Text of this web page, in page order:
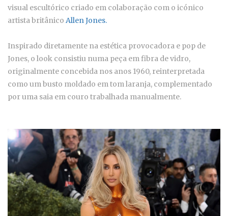
visual escultórico criado em colaboração com o icónico
artista britânico Allen Jones.
Inspirado diretamente na estética provocadora e pop de
Jones, o look consistiu numa peça em fibra de vidro,
originalmente concebida nos anos 1960, reinterpretada
como um busto moldado em tom laranja, complementado
por uma saia em couro trabalhada manualmente.